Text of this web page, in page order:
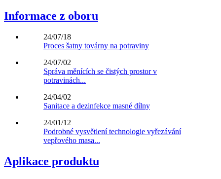
Informace z oboru
24/07/18
Proces šatny továrny na potraviny
24/07/02
Správa měnících se čistých prostor v
potravinách...
24/04/02
Sanitace a dezinfekce masné dílny
24/01/12
Podrobné vysvětlení technologie vyřezávání
vepřového masa...
Aplikace produktu